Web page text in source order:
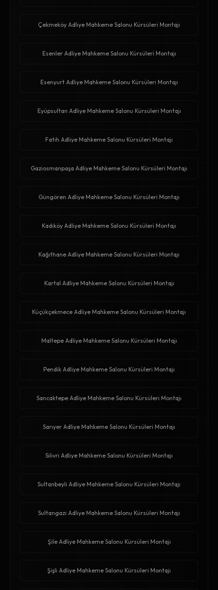
Çekmeköy Adliye Mahkeme Salonu Kürsüleri Montajı
Esenler Adliye Mahkeme Salonu Kürsüleri Montajı
Esenyurt Adliye Mahkeme Salonu Kürsüleri Montajı
Eyüpsultan Adliye Mahkeme Salonu Kürsüleri Montajı
Fatih Adliye Mahkeme Salonu Kürsüleri Montajı
Gaziosmanpaşa Adliye Mahkeme Salonu Kürsüleri Montajı
Güngören Adliye Mahkeme Salonu Kürsüleri Montajı
Kadıköy Adliye Mahkeme Salonu Kürsüleri Montajı
Kağıthane Adliye Mahkeme Salonu Kürsüleri Montajı
Kartal Adliye Mahkeme Salonu Kürsüleri Montajı
Küçükçekmece Adliye Mahkeme Salonu Kürsüleri Montajı
Maltepe Adliye Mahkeme Salonu Kürsüleri Montajı
Pendik Adliye Mahkeme Salonu Kürsüleri Montajı
Sancaktepe Adliye Mahkeme Salonu Kürsüleri Montajı
Sarıyer Adliye Mahkeme Salonu Kürsüleri Montajı
Silivri Adliye Mahkeme Salonu Kürsüleri Montajı
Sultanbeyli Adliye Mahkeme Salonu Kürsüleri Montajı
Sultangazi Adliye Mahkeme Salonu Kürsüleri Montajı
Şile Adliye Mahkeme Salonu Kürsüleri Montajı
Şişli Adliye Mahkeme Salonu Kürsüleri Montajı